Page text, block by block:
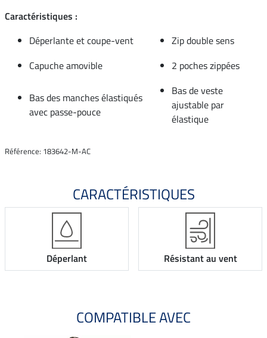
Caractéristiques :
Déperlante et coupe-vent
Zip double sens
Capuche amovible
2 poches zippées
Bas des manches élastiqués
avec passe-pouce
Bas de veste
ajustable par
élastique
Référence: 183642-M-AC
CARACTÉRISTIQUES
Déperlant Résistant au vent
COMPATIBLE AVEC